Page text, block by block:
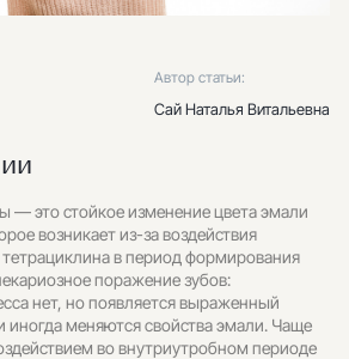
Автор статьи:
Сай Наталья Витальевна
— это стойкое изменение цвета эмали
возникает из-за воздействия
в период формирования
поражение зубов:
нет, но появляется выраженный
иногда меняются свойства эмали. Чаще
во внутриутробном периоде